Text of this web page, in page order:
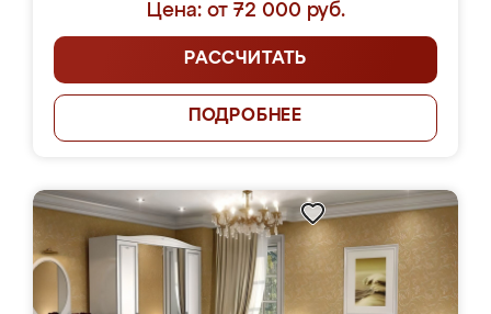
Цена: от 72 000 руб.
РАССЧИТАТЬ
ПОДРОБНЕЕ